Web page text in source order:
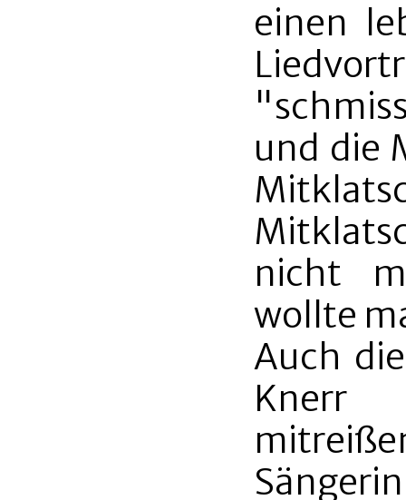
einen
und die
nicht
wollte
Auch